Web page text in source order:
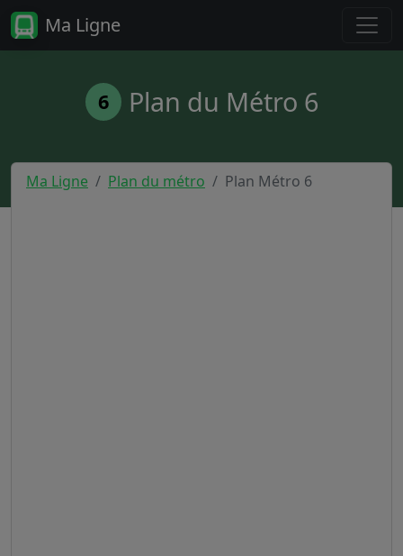
Ma Ligne
6 Plan du Métro 6
Ma Ligne Plan du métro Plan Métro 6